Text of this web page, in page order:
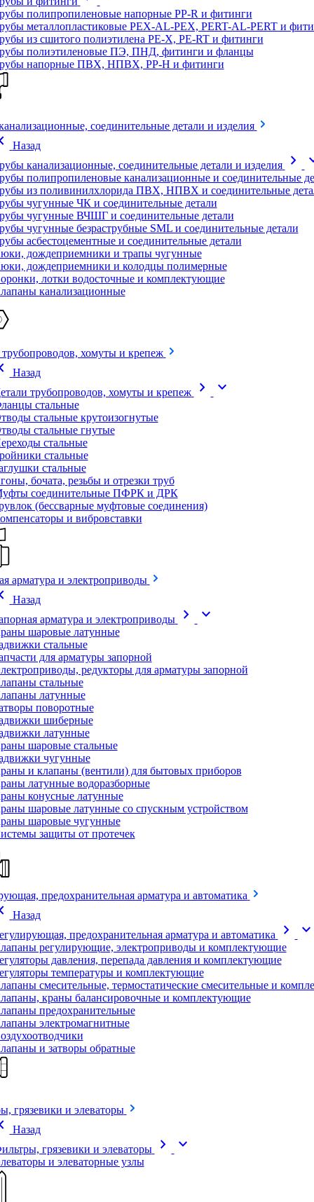
полипропиленовые напорные PP-R и фитинги
металлопластиковые PEX-AL-PEX, PERT-AL-PERT и
из сшитого полиэтилена PE-X, PE-RT и фитинги
полиэтиленовые ПЭ, ПНД, фитинги и фланцы
напорные ПВХ, НПВХ, PP-H и фитинги
соединительные детали и изделия
Назад
канализационные, соединительные детали и изделия
chevron_right
полипропиленовые канализационные и соединительные
из поливинилхлорида ПВХ, НПВХ и соединительные
чугунные ЧК и соединительные детали
чугунные ВЧШГ и соединительные детали
чугунные безраструбные SML и соединительные детали
асбестоцементные и соединительные детали
дождеприемники и трапы чугунные
дождеприемники и колодцы полимерные
лотки водосточные и комплектующие
канализационные
трубопроводов, хомуты и крепеж
Назад
трубопроводов, хомуты и крепеж
chevron_right expand_more
стальные
стальные крутоизогнутые
стальные гнутые
стальные
стальные
стальные
бочата, резьбы и отрезки труб
соединительные ПФРК и ДРК
(бессварные муфтовые соединения)
и вибровставки
арматура и электроприводы
Назад
арматура и электроприводы
chevron_right expand_more
шаровые латунные
стальные
для арматуры запорной
редукторы для арматуры запорной
стальные
латунные
поворотные
шиберные
латунные
шаровые стальные
чугунные
и клапаны (вентили) для бытовых приборов
латунные водоразборные
конусные латунные
шаровые латунные со спускным устройством
шаровые чугунные
защиты от протечек
предохранительная арматура и автоматика
Назад
предохранительная арматура и автоматика
chevron_right expand_more
регулирующие, электроприводы и комплектующие
давления, перепада давления и комплектующие
температуры и комплектующие
смесительные, термостатические смесительные и
краны балансировочные и комплектующие
предохранительные
электромагнитные
и затворы обратные
грязевики и элеваторы
Назад
грязевики и элеваторы
chevron_right expand_more
и элеваторные узлы